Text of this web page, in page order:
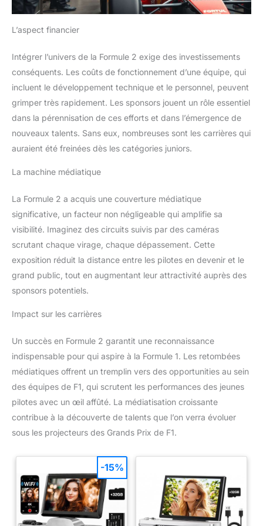
L’aspect financier
Intégrer l’univers de la Formule 2 exige des investissements
conséquents. Les coûts de fonctionnement d’une équipe, qui
incluent le développement technique et le personnel, peuvent
grimper très rapidement. Les sponsors jouent un rôle essentiel
dans la pérennisation de ces efforts et dans l’émergence de
nouveaux talents. Sans eux, nombreuses sont les carrières qui
auraient été freinées dès les catégories juniors.
La machine médiatique
La Formule 2 a acquis une couverture médiatique
significative, un facteur non négligeable qui amplifie sa
visibilité. Imaginez des circuits suivis par des caméras
scrutant chaque virage, chaque dépassement. Cette
exposition réduit la distance entre les pilotes en devenir et le
grand public, tout en augmentant leur attractivité auprès des
sponsors potentiels.
Impact sur les carrières
Un succès en Formule 2 garantit une reconnaissance
indispensable pour qui aspire à la Formule 1. Les retombées
médiatiques offrent un tremplin vers des opportunities au sein
des équipes de F1, qui scrutent les performances des jeunes
pilotes avec un œil affûté. La médiatisation croissante
contribue à la découverte de talents que l’on verra évoluer
sous les projecteurs des Grands Prix de F1.
-15%